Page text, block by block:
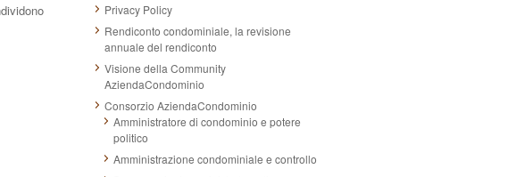
Privacy Policy
Rendiconto condominiale, la revisione
annuale del rendiconto
Visione della Community
AziendaCondominio
Consorzio AziendaCondominio
Amministratore di condominio e potere
politico
Amministrazione condominiale e controllo